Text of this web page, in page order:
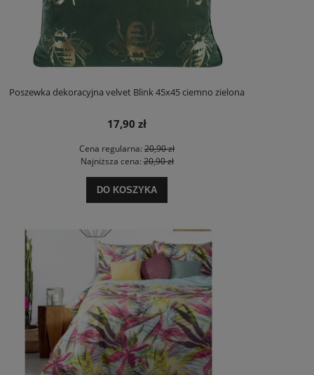
Poszewka dekoracyjna velvet Blink 45x45 ciemno zielona
17,90 zł
Cena regularna: 20,90 zł
Najniższa cena:20,90 zł
DO KOSZYKA